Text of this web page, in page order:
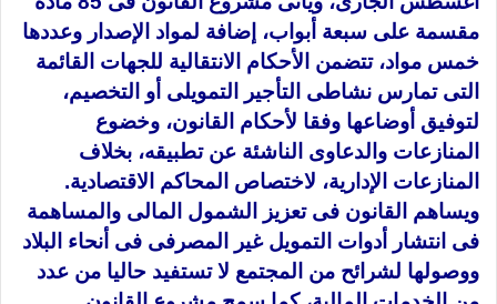
مقسمة على سبعة أبواب، إضافة لمواد الإصدار وعددها
خمس مواد، تتضمن الأحكام الانتقالية للجهات القائمة
التى تمارس نشاطى التأجير التمويلى أو التخصيم،
لتوفيق أوضاعها وفقا لأحكام القانون، وخضوع
المنازعات والدعاوى الناشئة عن تطبيقه، بخلاف
المنازعات الإدارية، لاختصاص المحاكم الاقتصادية.
ويساهم القانون فى تعزيز الشمول المالى والمساهمة
فى انتشار أدوات التمويل غير المصرفى فى أنحاء البلاد
ووصولها لشرائح من المجتمع لا تستفيد حاليا من عدد